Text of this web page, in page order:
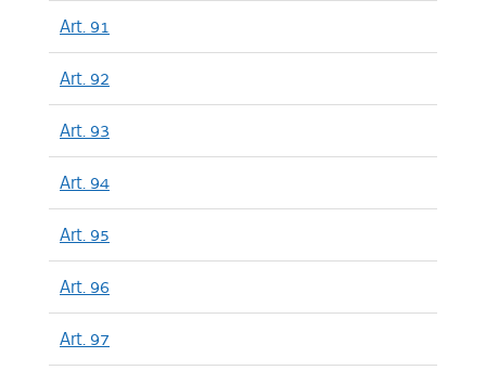
Art. 91
Art. 92
Art. 93
Art. 94
Art. 95
Art. 96
Art. 97